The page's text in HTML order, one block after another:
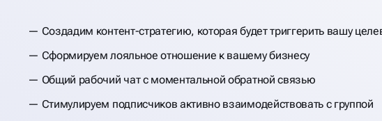
ВКОНТАКТЕ
Создадим контент-стратегию, которая будет триггерить вашу
Сформируем лояльное отношение к вашему бизнесу
Общий рабочий чат с моментальной обратной связью
Стимулируем подписчиков активно взаимодействовать с группой